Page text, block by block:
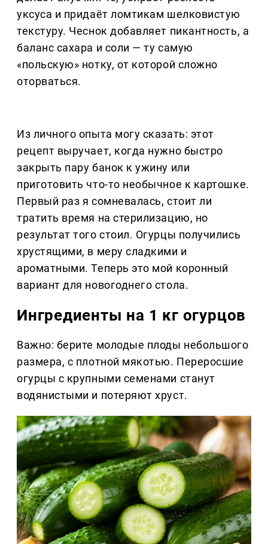
уксуса и придаёт ломтикам шелковистую
текстуру. Чеснок добавляет пикантность, а
баланс сахара и соли — ту самую
«польскую» нотку, от которой сложно
оторваться.
Из личного опыта могу сказать: этот
рецепт выручает, когда нужно быстро
закрыть пару банок к ужину или
приготовить что-то необычное к картошке.
Первый раз я сомневалась, стоит ли
тратить время на стерилизацию, но
результат того стоил. Огурцы получились
хрустящими, в меру сладкими и
ароматными. Теперь это мой коронный
вариант для новогоднего стола.
Ингредиенты на 1 кг огурцов
Важно: берите молодые плоды небольшого
размера, с плотной мякотью. Переросшие
огурцы с крупными семенами станут
водянистыми и потеряют хруст.